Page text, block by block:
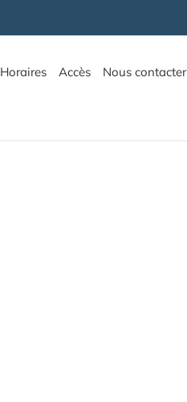
Horaires Accès Nous contacter